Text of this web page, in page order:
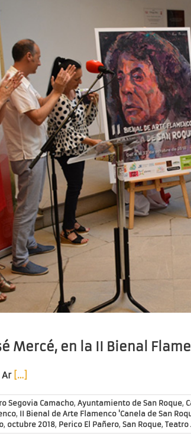
Mercé, en la II Bienal
[…]
Segovia Camacho, Ayuntamiento de San Roque,
, II Bienal de Arte Flamenco 'Canela de San
, octubre 2018, Perico El Pañero, San Roque, Teatro